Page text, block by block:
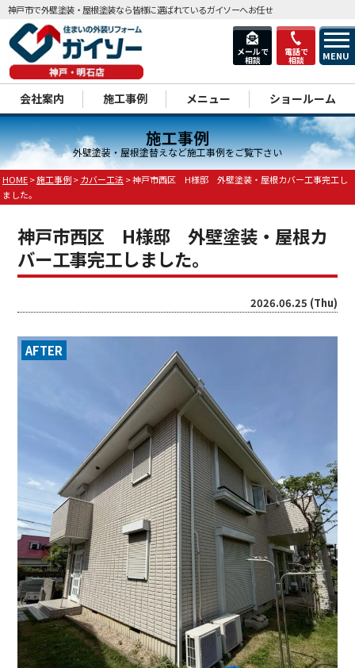
メールで
相談
電話で
相談 MENU
神戸市で外壁塗装・屋根塗装なら皆様に選ばれているガイソーへお任せ
会社案内 施工事例 メニュー ショールーム
施工事例
外壁塗装・屋根塗替えなど施工事例をご覧下さい
HOME>施工事例>カバー工法>神戸市西区 H様邸 外壁塗装・屋根カバー工事完工し
ました。
神戸市西区 H様邸 外壁塗装・屋根カ
バー工事完工しました。
2026.06.25 (Thu)
AFTER